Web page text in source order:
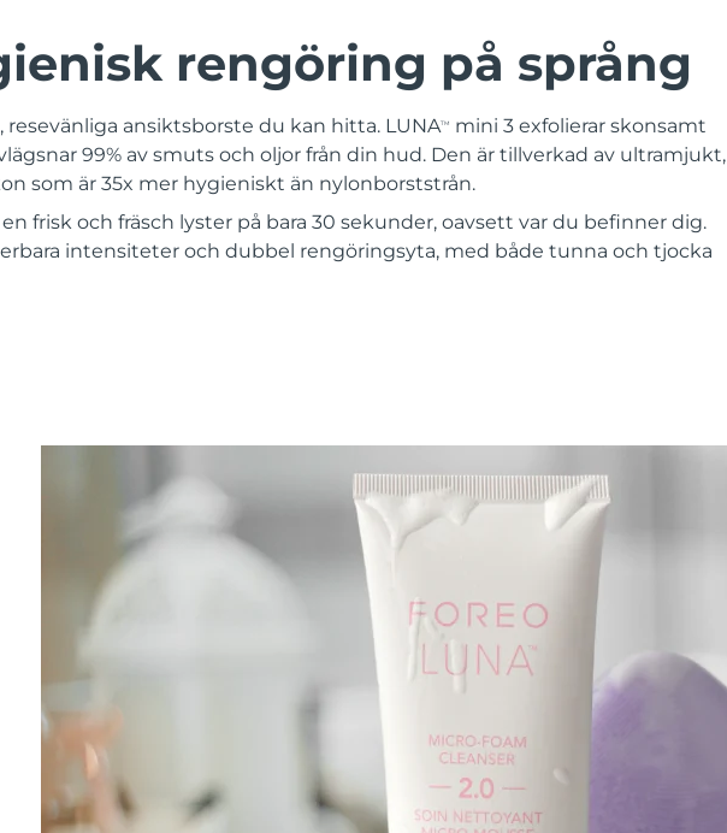
rengöring på språng
ansiktsborste du kan hitta. LUNATM
mini 3 exfolierar skonsamt
99% av smuts och oljor från din hud. Den är tillverkad av ultramjukt,
som är 35x mer hygieniskt än nylonborststrån.
frisk och fräsch lyster på bara 30 sekunder, oavsett var du befinner dig.
intensiteter och dubbel rengöringsyta, med både tunna och tjocka